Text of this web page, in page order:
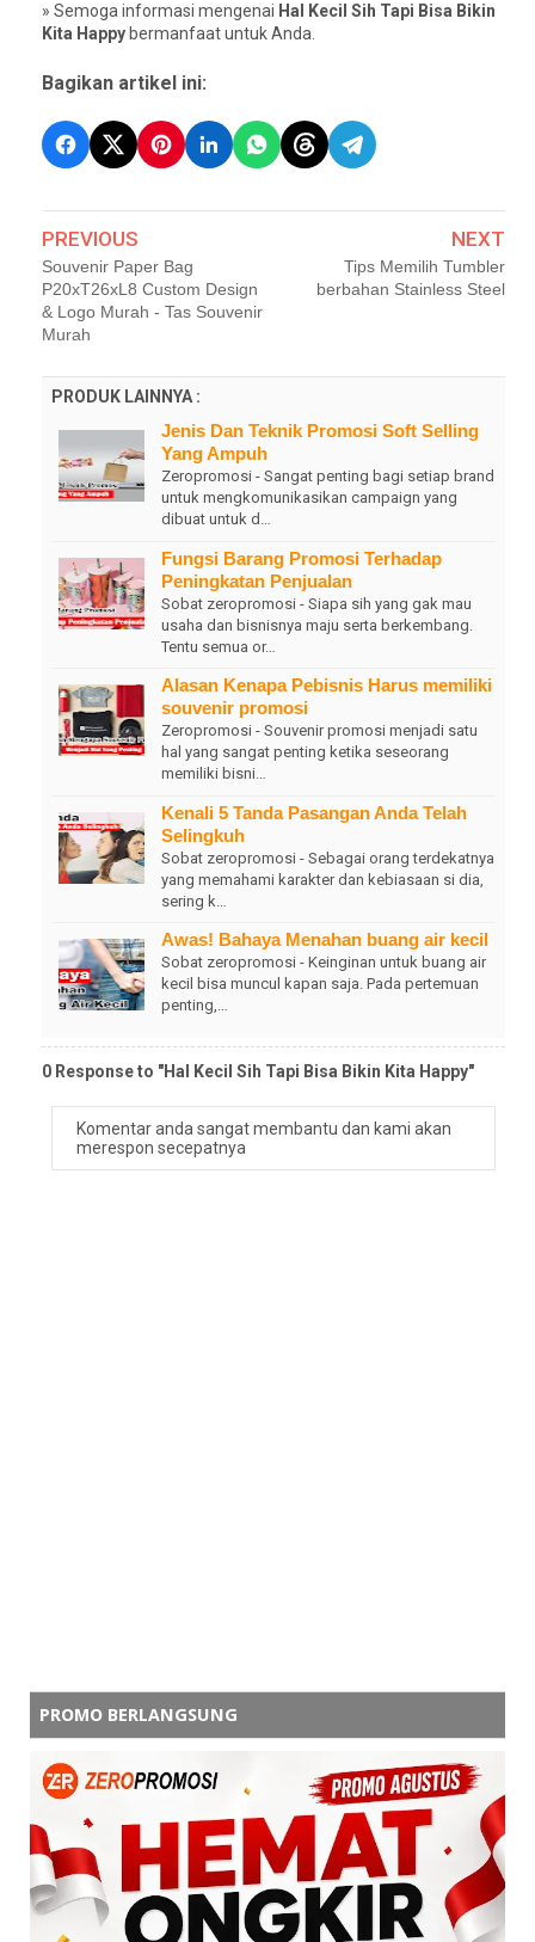
» Semoga informasi mengenai Hal Kecil Sih Tapi Bisa Bikin
Kita Happy bermanfaat untuk Anda.
Bagikan artikel ini:
PREVIOUS
Souvenir Paper Bag
P20xT26xL8 Custom Design
& Logo Murah - Tas Souvenir
Murah
NEXT
Tips Memilih Tumbler
berbahan Stainless Steel
PRODUK LAINNYA :
Jenis Dan Teknik Promosi Soft Selling
Yang Ampuh
Zeropromosi - Sangat penting bagi setiap brand
untuk mengkomunikasikan campaign yang
dibuat untuk d…
Fungsi Barang Promosi Terhadap
Peningkatan Penjualan
Sobat zeropromosi - Siapa sih yang gak mau
usaha dan bisnisnya maju serta berkembang.
Tentu semua or…
Alasan Kenapa Pebisnis Harus memiliki
souvenir promosi
Zeropromosi - Souvenir promosi menjadi satu
hal yang sangat penting ketika seseorang
memiliki bisni…
Kenali 5 Tanda Pasangan Anda Telah
Selingkuh
Sobat zeropromosi - Sebagai orang terdekatnya
yang memahami karakter dan kebiasaan si dia,
sering k…
Awas! Bahaya Menahan buang air kecil
Sobat zeropromosi - Keinginan untuk buang air
kecil bisa muncul kapan saja. Pada pertemuan
penting,…
0 Response to "Hal Kecil Sih Tapi Bisa Bikin Kita Happy"
Komentar anda sangat membantu dan kami akan
merespon secepatnya
PROMO BERLANGSUNG